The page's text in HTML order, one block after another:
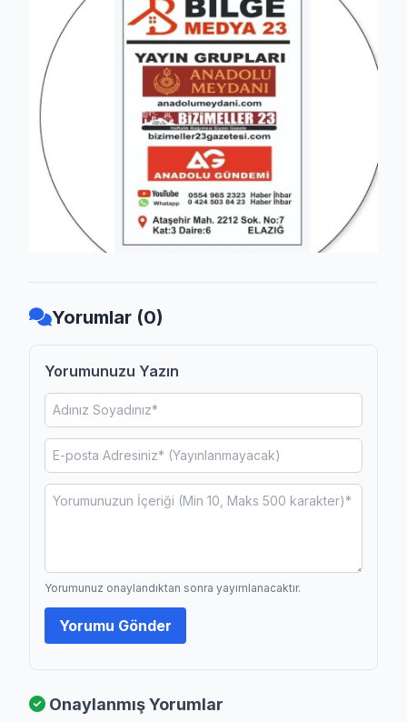
Yorumlar (0)
Yorumunuzu Yazın
Yorumunuz onaylandıktan sonra yayımlanacaktır.
Yorumu Gönder
Onaylanmış Yorumlar